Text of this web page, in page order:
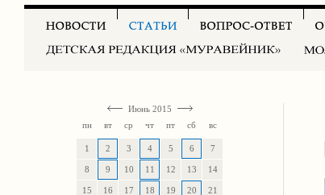
Июнь 2015
пн
вт ср чт пт сб вс
1 2 3 4 5 6 7
8 9 10 11 12 13 14
15 16 17 18 19 20 21